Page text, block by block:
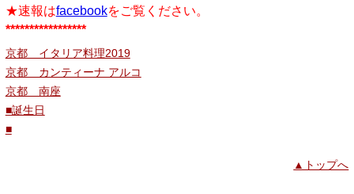
★速報はfacebookをご覧ください。
*****************
京都 イタリア料理2019
京都 カンティーナ アルコ
京都 南座
■誕生日
■
▲トップへ